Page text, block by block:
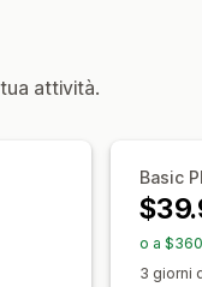
attività.
Basic
o a
3 giorni